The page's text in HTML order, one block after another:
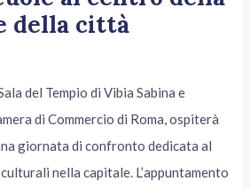
della città
del Tempio di Vibia Sabina e
di Commercio di Roma, ospiterà
giornata di confronto dedicata al
nella capitale. L’appuntamento